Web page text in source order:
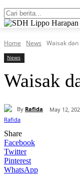
Home News Waisak
News
Waisak
By Rafida May 12,
Share
Facebook
Twitter
Pinterest
WhatsApp